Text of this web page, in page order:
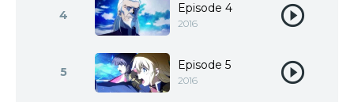
4 Episode 4
2016
5 Episode 5
2016